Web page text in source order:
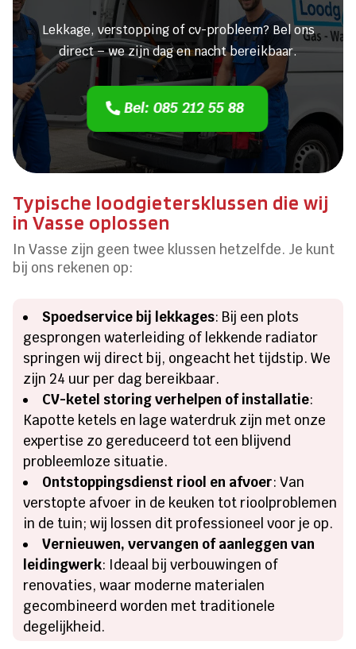
Lekkage, verstopping of cv-probleem? Bel ons
direct – we zijn dag en nacht bereikbaar.
Bel: 085 212 55 88
Typische loodgietersklussen die wij
in Vasse oplossen
In Vasse zijn geen twee klussen hetzelfde. Je kunt
bij ons rekenen op:
Spoedservice bij lekkages: Bij een plots
gesprongen waterleiding of lekkende radiator
springen wij direct bij, ongeacht het tijdstip. We
zijn 24 uur per dag bereikbaar.
CV-ketel storing verhelpen of installatie:
Kapotte ketels en lage waterdruk zijn met onze
expertise zo gereduceerd tot een blijvend
probleemloze situatie.
Ontstoppingsdienst riool en afvoer: Van
verstopte afvoer in de keuken tot rioolproblemen
in de tuin; wij lossen dit professioneel voor je op.
Vernieuwen, vervangen of aanleggen van
leidingwerk: Ideaal bij verbouwingen of
renovaties, waar moderne materialen
gecombineerd worden met traditionele
degelijkheid.